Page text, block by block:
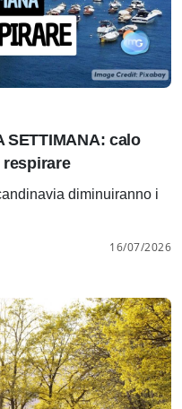
SETTIMANA: calo
diminuiranno i
16/07/2026